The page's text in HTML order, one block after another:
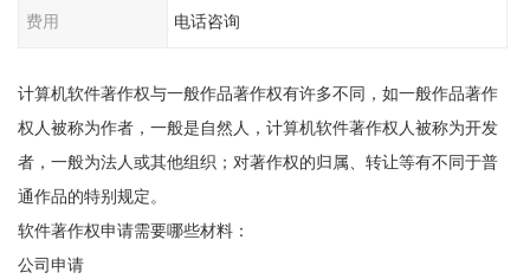
费用 电话咨询
计算机软件著作权与一般作品著作权有许多不同，如一般作品著作
权人被称为作者，一般是自然人，计算机软件著作权人被称为开发
者，一般为法人或其他组织；对著作权的归属、转让等有不同于普
通作品的特别规定。
软件著作权申请需要哪些材料：
公司申请